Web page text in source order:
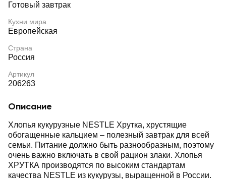
Готовый завтрак
Кухни мира
Европейская
Страна
Россия
Артикул
206263
Описание
Хлопья кукурузные NESTLE Хрутка, хрустящие
обогащенные кальцием ‒ полезный завтрак для всей
семьи. Питание должно быть разнообразным, поэтому
очень важно включать в свой рацион злаки. Хлопья
ХРУТКА производятся по высоким стандартам
качества NESTLE из кукурузы, выращенной в России.